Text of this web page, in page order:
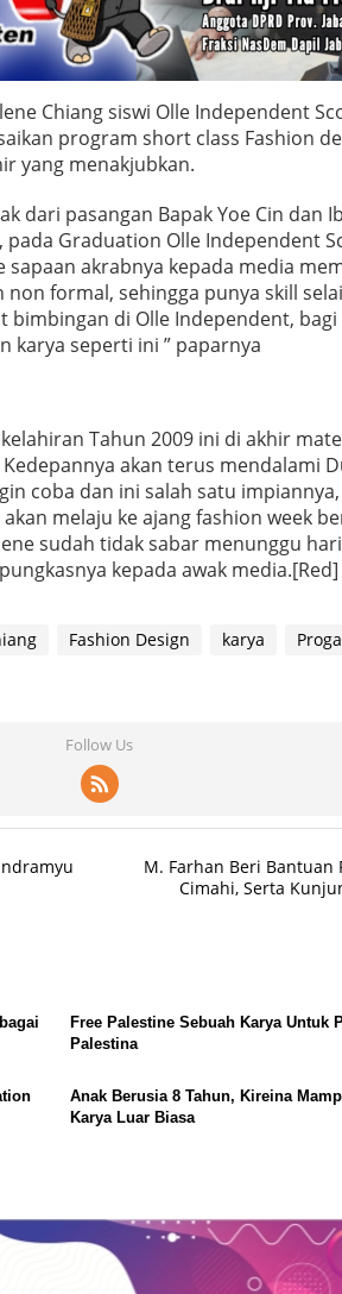
Chiang siswi Olle Independent
program short class Fashion
yang menakjubkan.
dari pasangan Bapak Yoe Cin dan
pada Graduation Olle Independent
akrabnya kepada media
formal, sehingga punya skill
di Olle Independent, bagi
karya seperti ini ” paparnya
Tahun 2009 ini di akhir
akan terus mendalami
coba dan ini salah satu
melaju ke ajang fashion week
sudah tidak sabar menunggu
kepada awak media.[Red]
Fashion Design karya
Follow Us
M. Farhan Beri Bantuan
Cimahi, Serta
Free Palestine Sebuah Karya Untuk Perjuangan Rakyat
Palestina
Anak Berusia 8 Tahun, Kireina
Karya Luar Biasa